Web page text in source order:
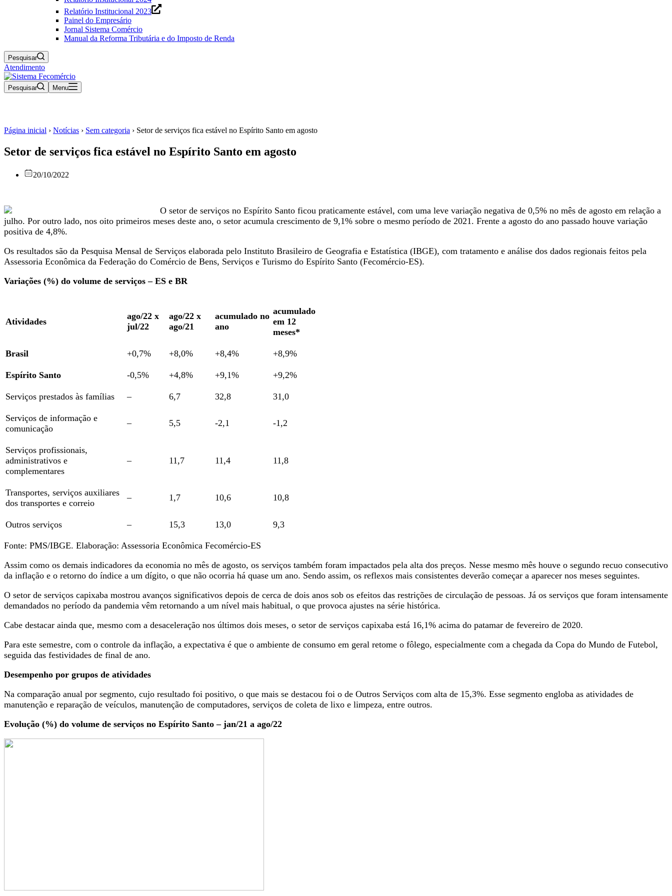
Relatório Institucional 2023
Painel do Empresário
Jornal Sistema Comércio
Manual da Reforma Tributária e do Imposto de Renda
Pesquisar
Atendimento
Pesquisar Menu
Página inicial › Notícias › Sem categoria › Setor de serviços fica estável no Espírito Santo em agosto
Setor de serviços fica estável no Espírito Santo em agosto
20/10/2022
O setor de serviços no Espírito Santo ficou praticamente estável, com uma leve variação negativa de 0,5% no mês de agosto em relação a
julho. Por outro lado, nos oito primeiros meses deste ano, o setor acumula crescimento de 9,1% sobre o mesmo período de 2021. Frente a agosto do ano passado houve variação
positiva de 4,8%.
Os resultados são da Pesquisa Mensal de Serviços elaborada pelo Instituto Brasileiro de Geografia e Estatística (IBGE), com tratamento e análise dos dados regionais feitos pela
Assessoria Econômica da Federação do Comércio de Bens, Serviços e Turismo do Espírito Santo (Fecomércio-ES).
Variações (%) do volume de serviços – ES e BR
Atividades
ago/22 x
jul/22
ago/22 x
ago/21
acumulado no
ano
acumulado
em 12
meses*
Brasil +0,7% +8,0% +8,4% +8,9%
Espírito Santo -0,5% +4,8% +9,1% +9,2%
Serviços prestados às famílias – 6,7 32,8 31,0
Serviços de informação e
comunicação
– 5,5 -2,1 -1,2
Serviços profissionais,
administrativos e
complementares
– 11,7 11,4 11,8
Transportes, serviços auxiliares
dos transportes e correio
– 1,7 10,6 10,8
Outros serviços – 15,3 13,0 9,3
Fonte: PMS/IBGE. Elaboração: Assessoria Econômica Fecomércio-ES
Assim como os demais indicadores da economia no mês de agosto, os serviços também foram impactados pela alta dos preços. Nesse mesmo mês houve o segundo recuo consecutivo
da inflação e o retorno do índice a um dígito, o que não ocorria há quase um ano. Sendo assim, os reflexos mais consistentes deverão começar a aparecer nos meses seguintes.
O setor de serviços capixaba mostrou avanços significativos depois de cerca de dois anos sob os efeitos das restrições de circulação de pessoas. Já os serviços que foram intensamente
demandados no período da pandemia vêm retornando a um nível mais habitual, o que provoca ajustes na série histórica.
Cabe destacar ainda que, mesmo com a desaceleração nos últimos dois meses, o setor de serviços capixaba está 16,1% acima do patamar de fevereiro de 2020.
Para este semestre, com o controle da inflação, a expectativa é que o ambiente de consumo em geral retome o fôlego, especialmente com a chegada da Copa do Mundo de Futebol,
seguida das festividades de final de ano.
Desempenho por grupos de atividades
Na comparação anual por segmento, cujo resultado foi positivo, o que mais se destacou foi o de Outros Serviços com alta de 15,3%. Esse segmento engloba as atividades de
manutenção e reparação de veículos, manutenção de computadores, serviços de coleta de lixo e limpeza, entre outros.
Evolução (%) do volume de serviços no Espírito Santo – jan/21 a ago/22